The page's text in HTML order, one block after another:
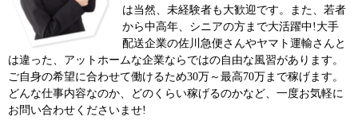
は当然、未経験者も大歓迎です。また、若者
から中高年、シニアの方まで大活躍中!大手
配送企業の佐川急便さんやヤマト運輸さんと
は違った、アットホームな企業ならではの自由な風習があります。
ご自身の希望に合わせて働けるため30万～最高70万まで稼げます。
どんな仕事内容なのか、どのくらい稼げるのかなど、一度お気軽に
お問い合わせくださいませ!